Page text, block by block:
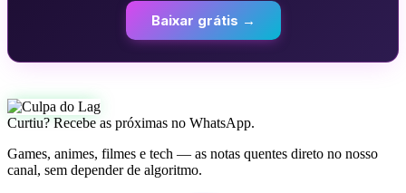
Baixar grátis →
Curtiu? Recebe as próximas no WhatsApp.
Games, animes, filmes e tech — as notas quentes direto no nosso
canal, sem depender de algoritmo.